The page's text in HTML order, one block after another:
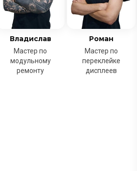
Владислав
Мастер по
модульному
ремонту
Роман
Мастер по
переклейке
дисплеев